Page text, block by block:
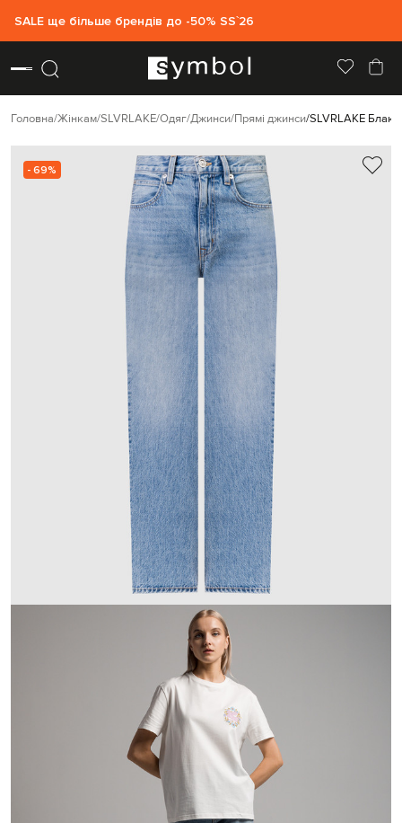
SALE ще більше брендів до -50% SS`26
Головна Жінкам SLVRLAKE Одяг Джинси Прямі джинси SLVRLAKE
- 69%